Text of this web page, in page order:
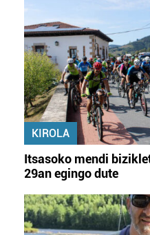
KIROLA
Itsasoko mendi
29an egingo dute